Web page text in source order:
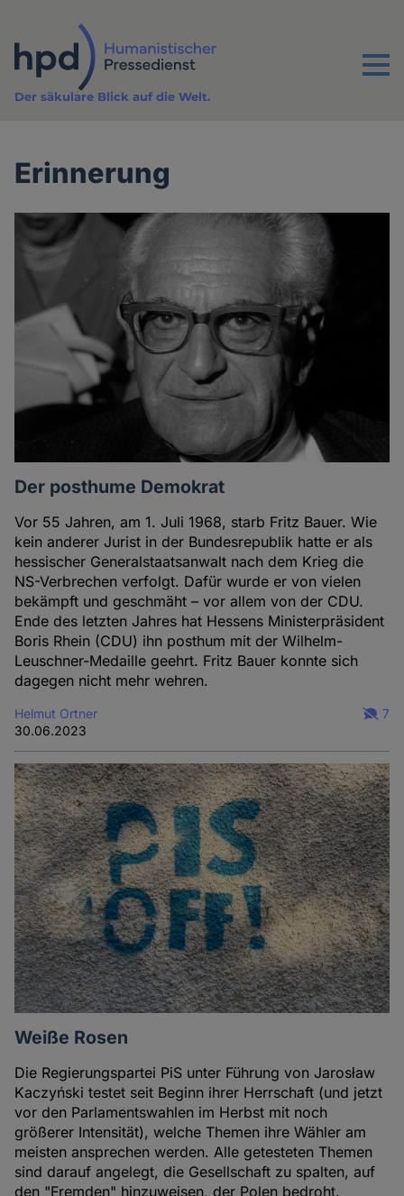
Inhalt
Menu
Der säkulare Blick auf die Welt.
Erinnerung
Der posthume Demokrat
Vor 55 Jahren, am 1. Juli 1968, starb Fritz Bauer. Wie
kein anderer Jurist in der Bundesrepublik hatte er als
hessischer Generalstaatsanwalt nach dem Krieg die
NS-Verbrechen verfolgt. Dafür wurde er von vielen
bekämpft und geschmäht – vor allem von der CDU.
Ende des letzten Jahres hat Hessens Ministerpräsident
Boris Rhein (CDU) ihn posthum mit der Wilhelm-
Leuschner-Medaille geehrt. Fritz Bauer konnte sich
dagegen nicht mehr wehren.
Helmut Ortner
30.06.2023
7
Weiße Rosen
Die Regierungspartei PiS unter Führung von Jarosław
Kaczyński testet seit Beginn ihrer Herrschaft (und jetzt
vor den Parlamentswahlen im Herbst mit noch
größerer Intensität), welche Themen ihre Wähler am
meisten ansprechen werden. Alle getesteten Themen
sind darauf angelegt, die Gesellschaft zu spalten, auf
den "Fremden" hinzuweisen, der Polen bedroht.